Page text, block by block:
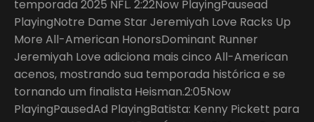
temporada 2025 NFL. 2:22Now PlayingPausead
PlayingNotre Dame Star Jeremiyah Love Racks Up
More All-American HonorsDominant Runner
Jeremiyah Love adiciona mais cinco All-American
acenos, mostrando sua temporada histórica e se
tornando um finalista Heisman.2:05Now
PlayingPausedAd PlayingBatista: Kenny Pickett para